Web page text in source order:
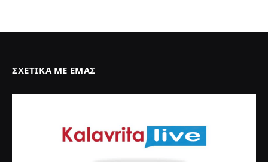
ΣΧΕΤΙΚΆ ΜΕ ΕΜΆΣ